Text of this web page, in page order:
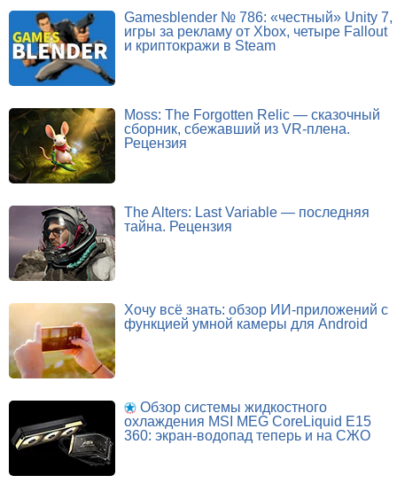
Gamesblender № 786: «честный» Unity 7,
игры за рекламу от Xbox, четыре Fallout
и криптокражи в Steam
Moss: The Forgotten Relic — сказочный
сборник, сбежавший из VR-плена.
Рецензия
The Alters: Last Variable — последняя
тайна. Рецензия
Хочу всё знать: обзор ИИ-приложений с
функцией умной камеры для Android
Обзор системы жидкостного
охлаждения MSI MEG CoreLiquid E15
360: экран-водопад теперь и на СЖО